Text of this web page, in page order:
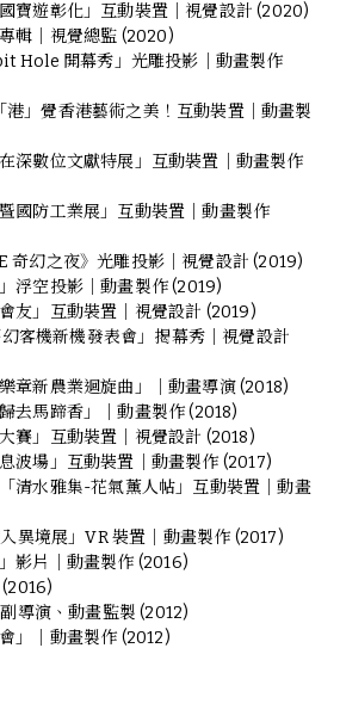
寶遊彰化」互動裝置｜視覺設計 (2020)
輯｜視覺總監 (2020)
Hole 開幕秀」光雕投影｜動畫製作
」覺香港藝術之美！互動裝置｜動畫製
深數位文獻特展」互動裝置｜動畫製作
國防工業展」互動裝置｜動畫製作
奇幻之夜》光雕投影｜視覺設計 (2019)
浮空投影｜動畫製作 (2019)
友」互動裝置｜視覺設計 (2019)
客機新機發表會」揭幕秀｜視覺設計
章新農業迴旋曲」｜動畫導演 (2018)
去馬蹄香」｜動畫製作 (2018)
賽」互動裝置｜視覺設計 (2018)
波場」互動裝置｜動畫製作 (2017)
清水雅集-花氣薰人帖」互動裝置｜動畫
異境展」VR 裝置｜動畫製作 (2017)
影片｜動畫製作 (2016)
導演、動畫監製 (2012)
」｜動畫製作 (2012)